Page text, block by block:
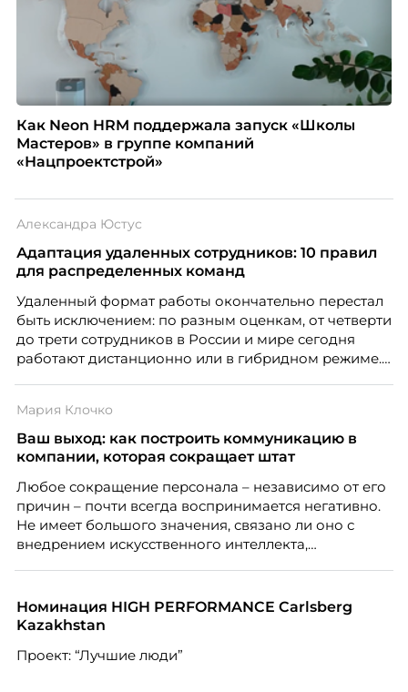
Как Neon HRM поддержала запуск «Школы
Мастеров» в группе компаний
«Нацпроектстрой»
Александра Юстус
Адаптация удаленных сотрудников: 10 правил
для распределенных команд
Удаленный формат работы окончательно перестал
быть исключением: по разным оценкам, от четверти
до трети сотрудников в России и мире сегодня
работают дистанционно или в гибридном режиме.
адаптация во многом происходит сама собой, то на
расстоянии она требует осознанного
проектирования — иначе компания рискует
Мария Клочко
Ваш выход: как построить коммуникацию в
компании, которая сокращает штат
Любое сокращение персонала – независимо от его
причин – почти всегда воспринимается негативно.
Не имеет большого значения, связано ли оно с
внедрением искусственного интеллекта,
структуры компании. Для сотрудников сокращения
означают потерю стабильности, а для внешнего
проблемах организации. В результате увольнения
Номинация HIGH PERFORMANCE Carlsberg
Kazakhstan
Проект: “Лучшие люди”